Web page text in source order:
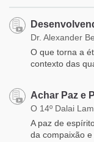
Dr. Alexander
O que torna a
contexto das
Achar Paz e
O 14º Dalai
A paz de
da compaixão e